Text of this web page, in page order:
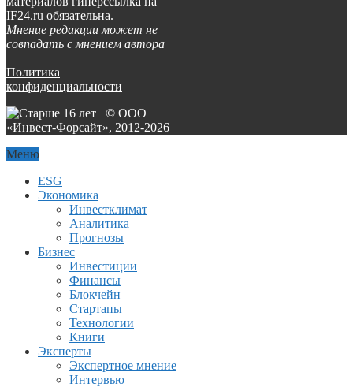
IF24.ru обязательна.
Мнение редакции может не
совпадать с мнением автора
Политика
конфиденциальности
© ООО
«Инвест-Форсайт», 2012-2026
Меню
ESG
Экономика
Инвестклимат
Аналитика
Прогнозы
Бизнес
Инвестиции
Финансы
Блокчейн
Стартапы
Технологии
Книги
Эксперты
Экспертное мнение
Интервью